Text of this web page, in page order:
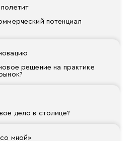
потенциал
решение на практике
дело в столице?
мной»